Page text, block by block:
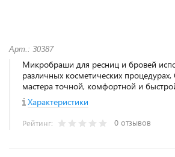
Арт.: 30387
Микробраши для ресниц и бровей
различных косметических
мастера точной, комфортной и
Характеристики
Рейтинг: 0 отзывов